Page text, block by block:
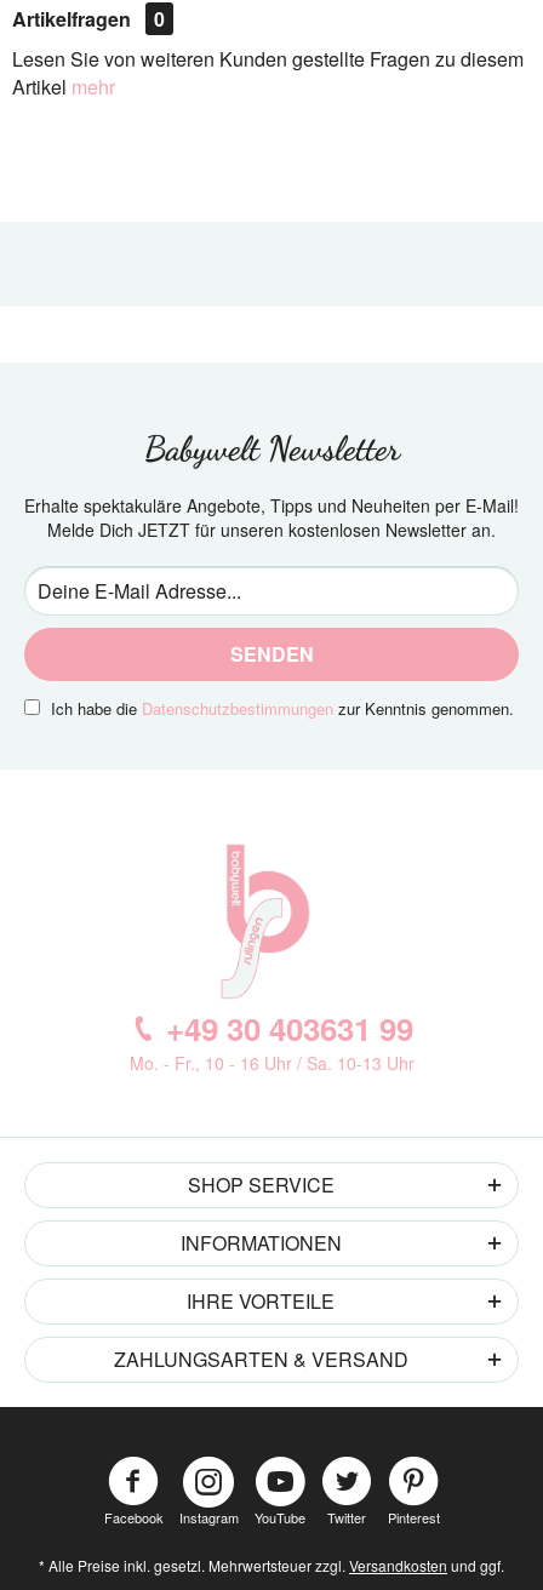
Artikelfragen
0
Lesen Sie von weiteren Kunden gestellte Fragen zu diesem
Artikel mehr
Babywelt Newsletter
Erhalte spektakuläre Angebote, Tipps und Neuheiten per E-Mail!
Melde Dich JETZT für unseren kostenlosen Newsletter an.
SENDEN
Ich habe die Datenschutzbestimmungen zur Kenntnis genommen.
+49 30 403631 99
Mo. - Fr., 10 - 16 Uhr / Sa. 10-13 Uhr
SHOP SERVICE
INFORMATIONEN
IHRE VORTEILE
ZAHLUNGSARTEN & VERSAND
Facebook Instagram YouTube Twitter Pinterest
* Alle Preise inkl. gesetzl. Mehrwertsteuer zzgl. Versandkosten und ggf.